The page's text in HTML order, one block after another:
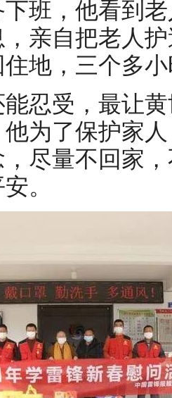
班，他看到
亲自把老人
地，三个多
忍受，最让
为了保护家
尽量不回家
。